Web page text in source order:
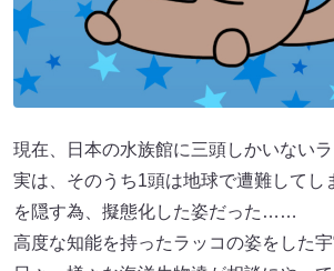
現在、日本の水族館に三頭しかいないラ
実は、そのうち1頭は地球で遭難してし
を隠す為、擬態化した姿だった……
高度な知能を持ったラッコの姿をした